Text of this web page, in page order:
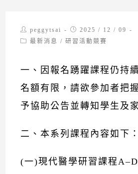
Post
author:
peggytsai
Post
published:
2025 / 12 / 09
Post最新消息 / 研習活動競賽
一、因報名踴躍課程仍持
名額有限，請欲參加者把
予協助公告並轉知學生及
二、本系列課程內容如下：
(一)現代醫學研習課程